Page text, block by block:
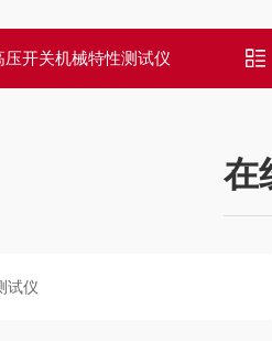
压开关机械特性测试仪
在